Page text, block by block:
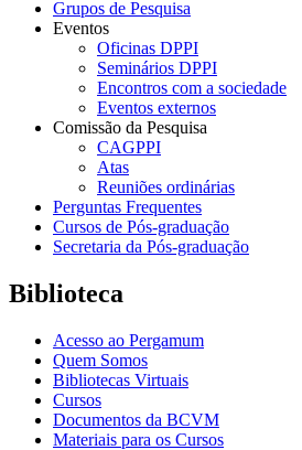
Grupos de Pesquisa
Eventos
Oficinas DPPI
Seminários DPPI
Encontros com a sociedade
Eventos externos
Comissão da Pesquisa
CAGPPI
Atas
Reuniões ordinárias
Perguntas Frequentes
Cursos de Pós-graduação
Secretaria da Pós-graduação
Biblioteca
Acesso ao Pergamum
Quem Somos
Bibliotecas Virtuais
Cursos
Documentos da BCVM
Materiais para os Cursos